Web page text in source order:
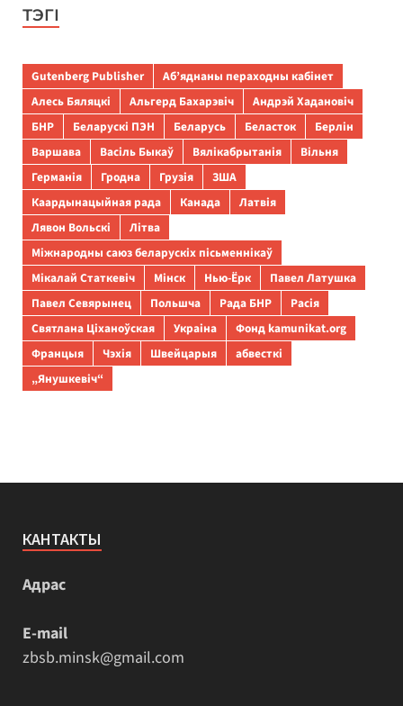
ТЭГІ
Gutenberg Publisher
Аб’яднаны пераходны кабінет
Алесь Бяляцкі
Альгерд Бахарэвіч
Андрэй Хадановіч
БНР
Беларускі ПЭН Беларусь Беласток
Берлін
Варшава
Васіль Быкаў Вялікабрытанія
Вільня
Германія
Гродна Грузія
ЗША
Каардынацыйная рада
Канада
Латвія
Лявон Вольскі
Літва
Міжнародны саюз беларускіх пісьменнікаў
Мікалай Статкевіч
Мінск Нью-Ёрк
Павел Латушка
Павел Севярынец
Польшча Рада БНР
Расія
Святлана Ціханоўская
Украіна
Фонд kamunikat.org
Францыя
Чэхія Швейцарыя
абвесткі
„Янушкевіч“
КАНТАКТЫ
Адрас
E-mail
zbsb.minsk@gmail.com